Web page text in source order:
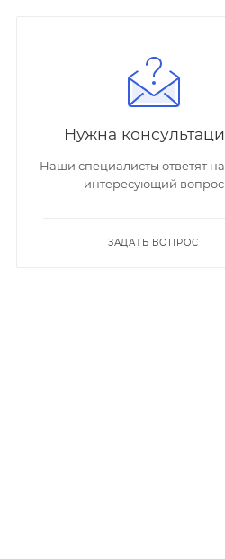
Нужна
Наши специалисты ответят
интересующий вопрос
ЗАДАТЬ ВОПРОС